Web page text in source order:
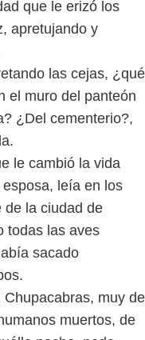
que le erizó los
apretujando y
las cejas, ¿qué
el muro del panteón
¿Del cementerio?,
le cambió la vida
leía en los
de la ciudad de
todas las aves
sacado
muy de
muertos, de